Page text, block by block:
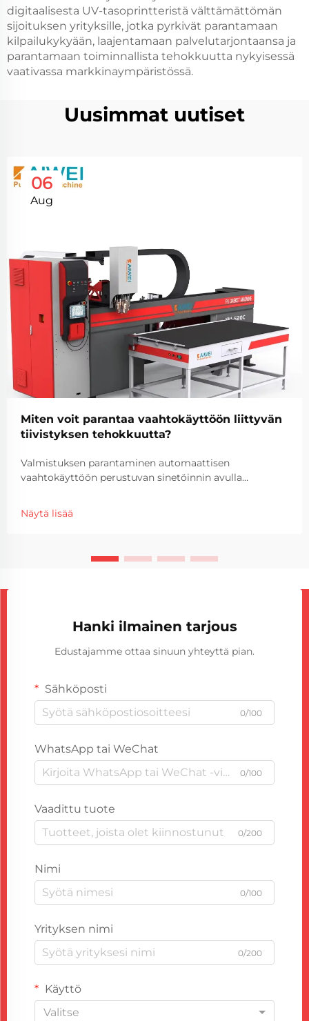
digitaalisesta UV-tasoprintteristä välttämättömän
sijoituksen yrityksille, jotka pyrkivät parantamaan
kilpailukykyään, laajentamaan palvelutarjontaansa ja
parantamaan toiminnallista tehokkuutta nykyisessä
vaativassa markkinaympäristössä.
Uusimmat uutiset
06
Aug
Miten voit parantaa vaahtokäyttöön liittyvän
tiivistyksen tehokkuutta?
Valmistuksen parantaminen automaattisen
vaahtokäyttöön perustuvan sinetöinnin avulla
kilpailuetua säilyttämiseksi. Automaation integrointi
vaahtokäyttöprosesseihin on muuttanut...
Näytä lisää
Hanki ilmainen tarjous
Edustajamme ottaa sinuun yhteyttä pian.
Sähköposti
0/100
WhatsApp tai WeChat
0/100
Vaadittu tuote
0/200
Nimi
0/100
Yrityksen nimi
0/200
Käyttö
Valitse